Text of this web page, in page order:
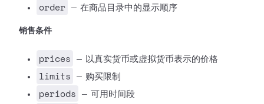
order — 在商品目录中的显示顺序
销售条件
prices — 以真实货币或虚拟货币表示的价格
limits — 购买限制
periods — 可用时间段